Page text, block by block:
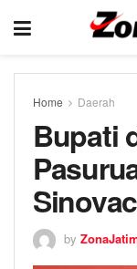
Home Daerah
Bupati
Sinovac
by